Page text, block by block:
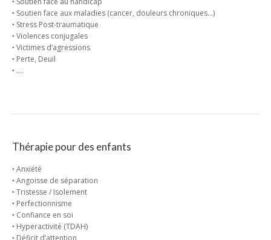
‣ Soutien face aux maladies (cancer, douleurs chroniques…)
‣ Stress Post-traumatique
‣ Violences conjugales
‣ Victimes d’agressions
‣ Perte, Deuil
‣ ….
Thérapie pour des enfants
‣ Anxiété
‣ Angoisse de séparation
‣ Tristesse / Isolement
‣ Perfectionnisme
‣ Confiance en soi
‣ Hyperactivité (TDAH)
‣ Déficit d’attention